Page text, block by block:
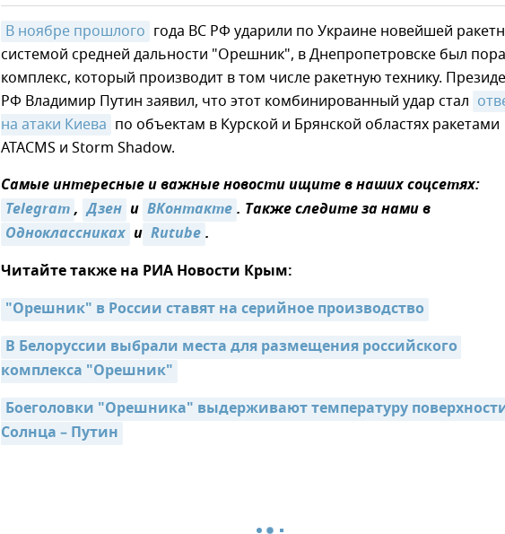
В ноябре прошлого года ВС РФ ударили по Украине новейшей
системой средней дальности "Орешник", в Днепропетровске был
комплекс, который производит в том числе ракетную технику.
РФ Владимир Путин заявил, что этот комбинированный удар стал
на атаки Киева по объектам в Курской и Брянской областях ракетами
ATACMS и Storm Shadow.
Самые интересные и важные новости ищите в наших соцсетях:
Telegram, Дзен и ВКонтакте. Также следите за нами в
Одноклассниках и Rutube.
Читайте также на РИА Новости Крым:
"Орешник" в России ставят на серийное производство
В Белоруссии выбрали места для размещения российского
комплекса "Орешник"
Боеголовки "Орешника" выдерживают температуру
Солнца – Путин